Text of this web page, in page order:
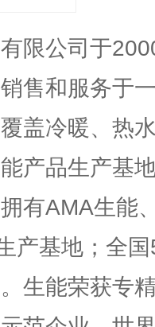
限公司于
售和服务于
盖冷暖、热
产品生产基
有AMA生能
产基地；全
生能荣获专